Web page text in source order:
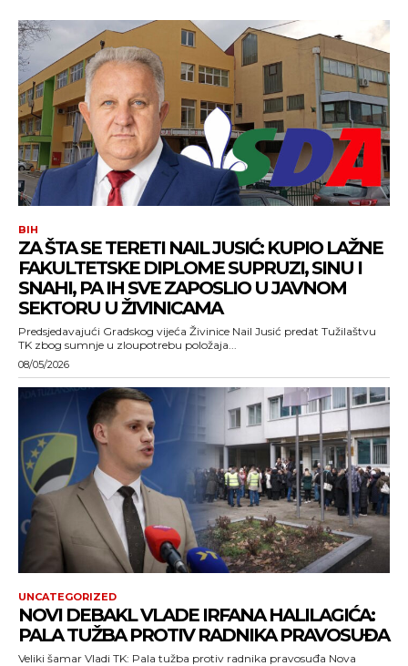
BIH
ZA ŠTA SE TERETI NAIL JUSIĆ: KUPIO LAŽNE
FAKULTETSKE DIPLOME SUPRUZI, SINU I
SNAHI, PA IH SVE ZAPOSLIO U JAVNOM
SEKTORU U ŽIVINICAMA
Predsjedavajući Gradskog vijeća Živinice Nail Jusić predat Tužilaštvu
TK zbog sumnje u zloupotrebu položaja...
08/05/2026
UNCATEGORIZED
NOVI DEBAKL VLADE IRFANA HALILAGIĆA:
PALA TUŽBA PROTIV RADNIKA PRAVOSUĐA
Veliki šamar Vladi TK: Pala tužba protiv radnika pravosuđa Nova